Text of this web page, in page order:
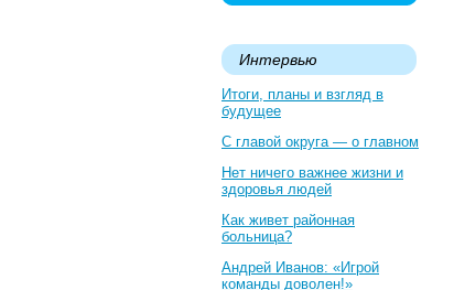
Интервью
Итоги, планы и взгляд в
будущее
С главой округа — о главном
Нет ничего важнее жизни и
здоровья людей
Как живет районная
больница?
Андрей Иванов: «Игрой
команды доволен!»